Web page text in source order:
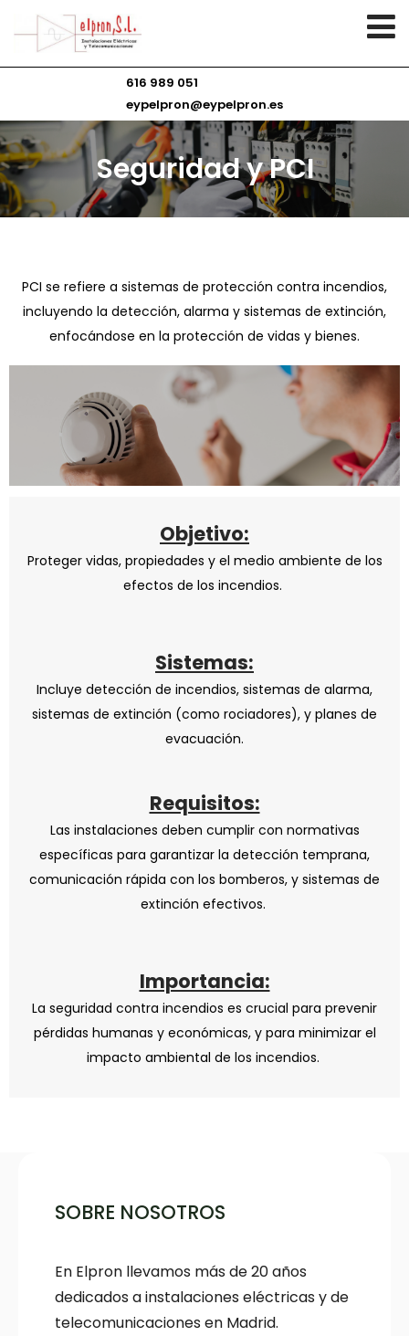
616 989 051
eypelpron@eypelpron.es
Seguridad y PCI
PCI se refiere a sistemas de protección contra incendios,
incluyendo la detección, alarma y sistemas de extinción,
enfocándose en la protección de vidas y bienes.
Objetivo:
Proteger vidas, propiedades y el medio ambiente de los
efectos de los incendios.
Sistemas:
Incluye detección de incendios, sistemas de alarma,
sistemas de extinción (como rociadores), y planes de
evacuación.
Requisitos:
Las instalaciones deben cumplir con normativas
específicas para garantizar la detección temprana,
comunicación rápida con los bomberos, y sistemas de
extinción efectivos.
Importancia:
La seguridad contra incendios es crucial para prevenir
pérdidas humanas y económicas, y para minimizar el
impacto ambiental de los incendios.
SOBRE NOSOTROS
En Elpron llevamos más de 20 años
dedicados a instalaciones eléctricas y de
telecomunicaciones en Madrid.